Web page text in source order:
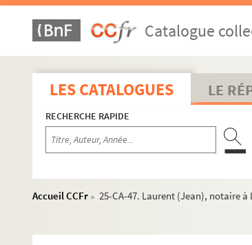
Catalogue
LES CATALOGUES LE
RECHERCHE RAPIDE
Accueil CCFr > 25-CA-47. Laurent (Jean), notaire
25-CA-20. Flavigny (Alexandre), préfet
25-CA-21. Fondeur (Claude-Joseph)
25-CA-22. Fouquier-Tinville
25-CA-24. Fouquier-Cholet, procureur
25-CA-25. Foy (le général)